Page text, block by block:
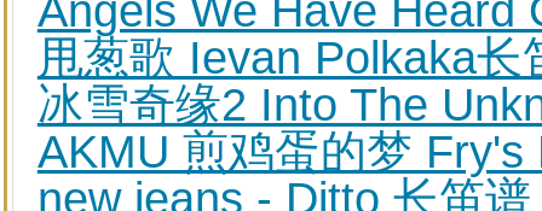
甩葱歌 Ievan Polkaka长
冰雪奇缘2 Into The
AKMU 煎鸡蛋的梦
new jeans - Ditto 长笛谱